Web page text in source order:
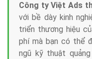
Công ty Việt Ads
với bề dày kinh
triển thương hiệu
phí mà bạn có thể
ngũ kỹ thuật